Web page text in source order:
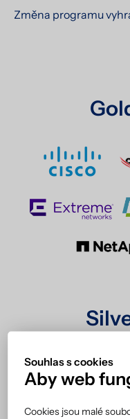
Změna programu
Souhlas s cookies
Aby web
Cookies jsou malé